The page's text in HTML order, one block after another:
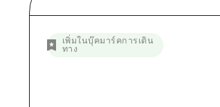
ร
บริการรับฝากและจัดส่งสั
เพิ่มในบุ๊คมาร์คการเดิน
ทาง